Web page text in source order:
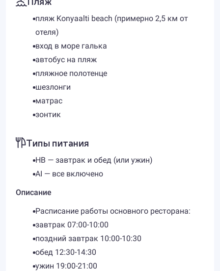
пляж Konyaalti beach (примерно 2,5 км от
отеля)
вход в море галька
автобус на пляж
пляжное полотенце
шезлонги
матрас
зонтик
Типы питания
HB — завтрак и обед (или ужин)
AI — все включено
Описание
Расписание работы основного ресторана:
завтрак 07:00-10:00
поздний завтрак 10:00-10:30
обед 12:30-14:30
ужин 19:00-21:00